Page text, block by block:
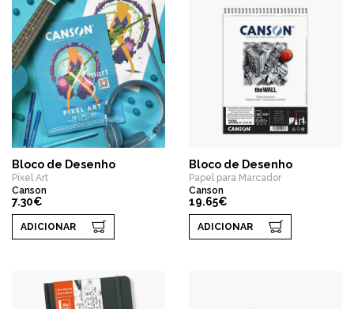
Bloco de Desenho
Pixel Art
Canson
7.30€
ADICIONAR
Bloco de Desenho
Papel para Marcador
Canson
19.65€
ADICIONAR